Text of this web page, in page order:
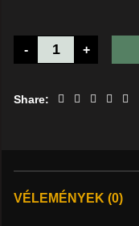
- +
Share:
VÉLEMÉNYEK (0)